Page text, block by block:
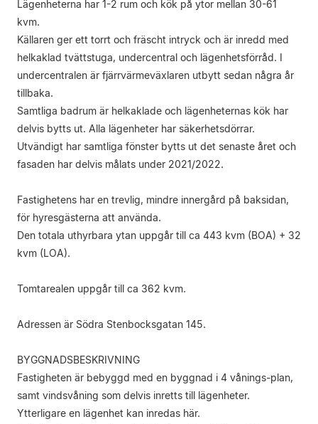
Lägenheterna har 1-2 rum och kök på ytor mellan 30-61
kvm.
Källaren ger ett torrt och fräscht intryck och är inredd med
helkaklad tvättstuga, undercentral och lägenhetsförråd. I
undercentralen är fjärrvärmeväxlaren utbytt sedan några år
tillbaka.
Samtliga badrum är helkaklade och lägenheternas kök har
delvis bytts ut. Alla lägenheter har säkerhetsdörrar.
Utvändigt har samtliga fönster bytts ut det senaste året och
fasaden har delvis målats under 2021/2022.
Fastighetens har en trevlig, mindre innergård på baksidan,
för hyresgästerna att använda.
Den totala uthyrbara ytan uppgår till ca 443 kvm (BOA) + 32
kvm (LOA).
Tomtarealen uppgår till ca 362 kvm.
Adressen är Södra Stenbocksgatan 145.
BYGGNADSBESKRIVNING
Fastigheten är bebyggd med en byggnad i 4 vånings-plan,
samt vindsvåning som delvis inretts till lägenheter.
Ytterligare en lägenhet kan inredas här.